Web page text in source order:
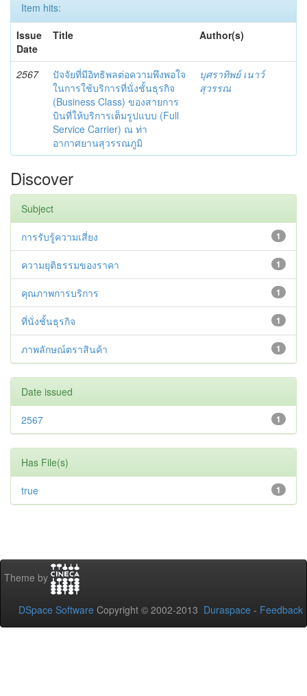
Item hits:
Issue
Date
Title Author(s)
2567
ปัจจัยที่มีอิทธิพลต่อความพึงพอใจ
ในการใช้บริการที่นั่งชั้นธุรกิจ
(Business Class) ของสายการ
บินที่ให้บริการเต็มรูปแบบ (Full
Service Carrier) ณ ท่า
อากาศยานสุวรรณภูมิ
บุศราทิพย์ เนาว์
สุวรรณ
Discover
Subject
1
การรับรู้ความเสี่ยง
1
ความยุติธรรมของราคา
1
คุณภาพการบริการ
1
ที่นั่งชั้นธุรกิจ
1
ภาพลักษณ์ตราสินค้า
Date issued
1
2567
Has File(s)
1
true
Theme by
DSpace Software Copyright © 2002-2013 Duraspace - Feedback